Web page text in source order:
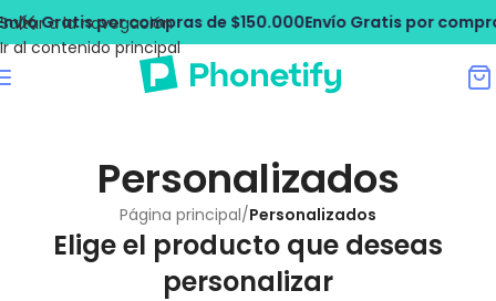
Saltar a la navegación
Ir al contenido principal
Gratis por compras de $150.000Envío Gratis por compras
Personalizados
Página principal/Personalizados
Elige el producto que deseas
personalizar